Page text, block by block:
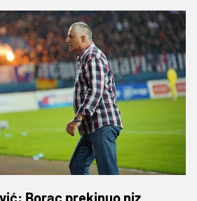
Borac prekinuo niz